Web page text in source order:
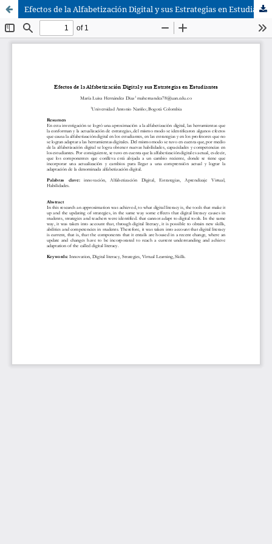
Efectos de la Alfabetización Digital y sus Estrategias en Estudiantes